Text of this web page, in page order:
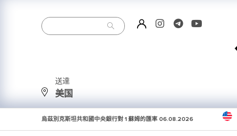
送達
美国
烏茲別克斯坦共和國中央銀行對 1 蘇姆的匯率 06.08.2026